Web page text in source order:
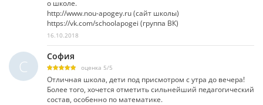
о школе.
http://www.nou-apogey.ru (сайт школы)
https://vk.com/schoolapogei (группа ВК)
16.10.2018
С
София
оценка 5/5
Отличная школа, дети под присмотром с утра до вечера!
Более того, хочется отметить сильнейший педагогический
состав, особенно по математике.